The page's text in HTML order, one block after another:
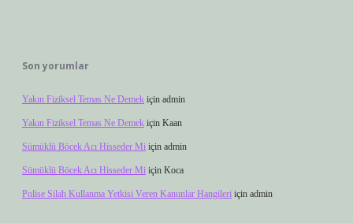
Son yorumlar
Yakın Fiziksel Temas Ne Demek için admin
Yakın Fiziksel Temas Ne Demek için Kaan
Sümüklü Böcek Acı Hisseder Mi için admin
Sümüklü Böcek Acı Hisseder Mi için Koca
Polise Silah Kullanma Yetkisi Veren Kanunlar Hangileri için admin